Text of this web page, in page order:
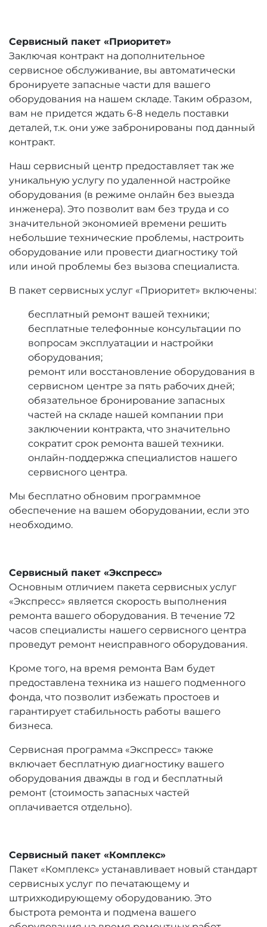
Сервисный пакет «Приоритет»
Заключая контракт на дополнительное
сервисное обслуживание, вы автоматически
бронируете запасные части для вашего
оборудования на нашем складе. Таким образом,
вам не придется ждать 6-8 недель поставки
деталей, т.к. они уже забронированы под данный
контракт.
Наш сервисный центр предоставляет так же
уникальную услугу по удаленной настройке
оборудования (в режиме онлайн без выезда
инженера). Это позволит вам без труда и со
значительной экономией времени решить
небольшие технические проблемы, настроить
оборудование или провести диагностику той
или иной проблемы без вызова специалиста.
В пакет сервисных услуг «Приоритет» включены:
бесплатный ремонт вашей техники;
бесплатные телефонные консультации по
вопросам эксплуатации и настройки
оборудования;
ремонт или восстановление оборудования в
сервисном центре за пять рабочих дней;
обязательное бронирование запасных
частей на складе нашей компании при
заключении контракта, что значительно
сократит срок ремонта вашей техники.
онлайн-поддержка специалистов нашего
сервисного центра.
Мы бесплатно обновим программное
обеспечение на вашем оборудовании, если это
необходимо.
Сервисный пакет «Экспресс»
Основным отличием пакета сервисных услуг
«Экспресс» является скорость выполнения
ремонта вашего оборудования. В течение 72
часов специалисты нашего сервисного центра
проведут ремонт неисправного оборудования.
Кроме того, на время ремонта Вам будет
предоставлена техника из нашего подменного
фонда, что позволит избежать простоев и
гарантирует стабильность работы вашего
бизнеса.
Сервисная программа «Экспресс» также
включает бесплатную диагностику вашего
оборудования дважды в год и бесплатный
ремонт (стоимость запасных частей
оплачивается отдельно).
Сервисный пакет «Комплекс»
Пакет «Комплекс» устанавливает новый стандарт
сервисных услуг по печатающему и
штрихкодирующему оборудованию. Это
быстрота ремонта и подмена вашего